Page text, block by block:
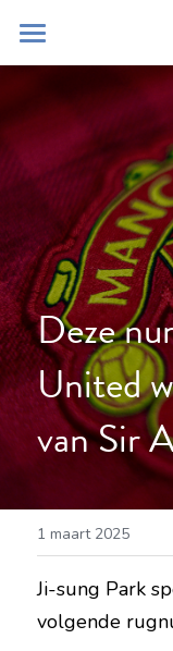
Home
Blog
Contact
Zoeken
Deze
United
van Sir
1 maart 2025
Ji-sung Park
volgende